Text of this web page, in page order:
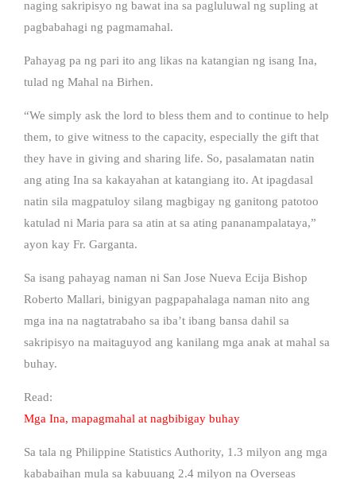
naging sakripisyo ng bawat ina sa pagluluwal ng supling at
pagbabahagi ng pagmamahal.
Pahayag pa ng pari ito ang likas na katangian ng isang Ina,
tulad ng Mahal na Birhen.
“We simply ask the lord to bless them and to continue to help
them, to give witness to the capacity, especially the gift that
they have in giving and sharing life. So, pasalamatan natin
ang ating Ina sa kakayahan at katangiang ito. At ipagdasal
natin sila magpatuloy silang magbigay ng ganitong patotoo
katulad ni Maria para sa atin at sa ating pananampalataya,”
ayon kay Fr. Garganta.
Sa isang pahayag naman ni San Jose Nueva Ecija Bishop
Roberto Mallari, binigyan pagpapahalaga naman nito ang
mga ina na nagtatrabaho sa iba’t ibang bansa dahil sa
sakripisyo na maitaguyod ang kanilang mga anak at mahal sa
buhay.
Read:
Mga Ina, mapagmahal at nagbibigay buhay
Sa tala ng Philippine Statistics Authority, 1.3 milyon ang mga
kababaihan mula sa kabuuang 2.4 milyon na Overseas